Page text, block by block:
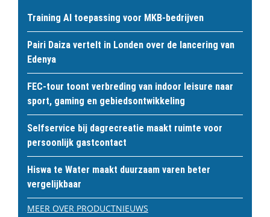
Training AI toepassing voor MKB-bedrijven
Pairi Daiza vertelt in Londen over de lancering van
Edenya
FEC-tour toont verbreding van indoor leisure naar
sport, gaming en gebiedsontwikkeling
Selfservice bij dagrecreatie maakt ruimte voor
persoonlijk gastcontact
Hiswa te Water maakt duurzaam varen beter
vergelijkbaar
MEER OVER PRODUCTNIEUWS